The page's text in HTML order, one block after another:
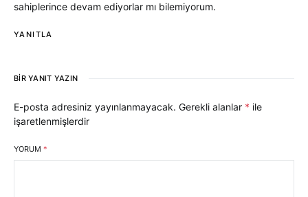
sahiplerince devam ediyorlar mı bilemiyorum.
YANITLA
BIR YANIT YAZIN
E-posta adresiniz yayınlanmayacak. Gerekli alanlar * ile
işaretlenmişlerdir
YORUM *